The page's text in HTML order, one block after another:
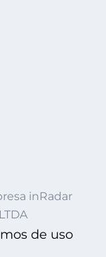
inRadar
de uso